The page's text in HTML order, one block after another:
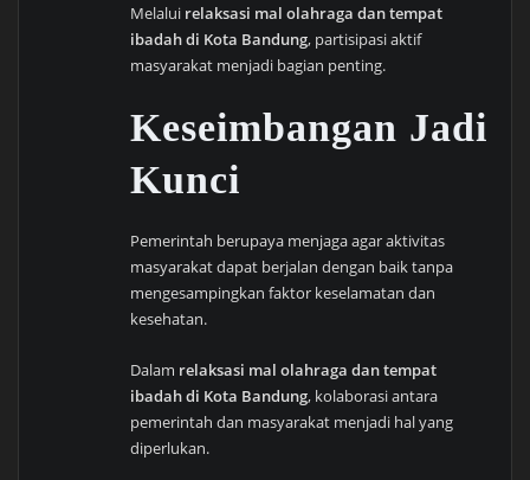
Melalui relaksasi mal olahraga dan tempat
ibadah di Kota Bandung, partisipasi aktif
masyarakat menjadi bagian penting.
Keseimbangan Jadi
Kunci
Pemerintah berupaya menjaga agar aktivitas
masyarakat dapat berjalan dengan baik tanpa
mengesampingkan faktor keselamatan dan
kesehatan.
Dalam relaksasi mal olahraga dan tempat
ibadah di Kota Bandung, kolaborasi antara
pemerintah dan masyarakat menjadi hal yang
diperlukan.